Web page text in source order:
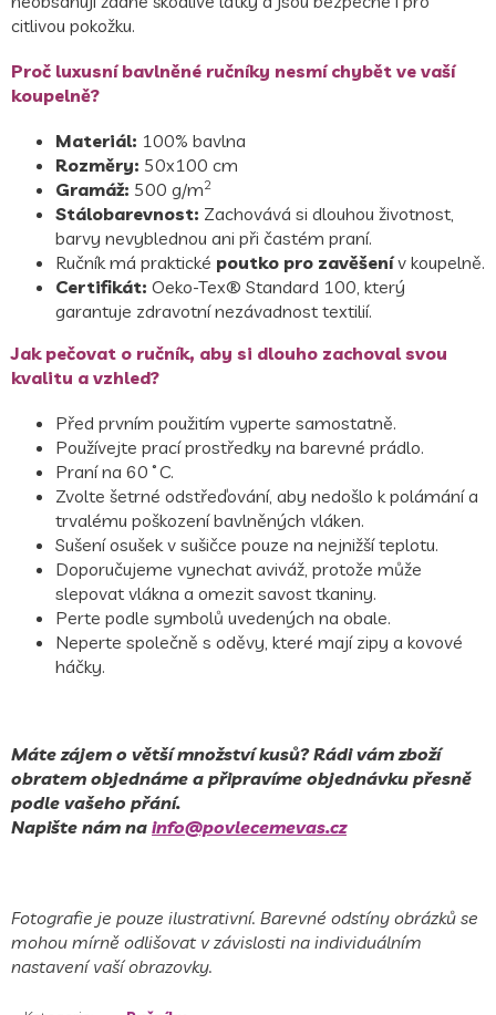
citlivou pokožku.
Proč luxusní bavlněné ručníky nesmí chybět ve vaší
koupelně?
Materiál: 100% bavlna
Rozměry: 50x100 cm
Gramáž: 500 g/m2
Stálobarevnost: Zachovává si dlouhou životnost,
barvy nevyblednou ani při častém praní.
Ručník má praktické poutko pro zavěšení v koupelně.
Certifikát: Oeko-Tex® Standard 100, který
garantuje zdravotní nezávadnost textilií.
Jak pečovat o ručník, aby si dlouho zachoval svou
kvalitu a vzhled?
Před prvním použitím vyperte samostatně.
Používejte prací prostředky na barevné prádlo.
Praní na 60 ˚C.
Zvolte šetrné odstřeďování, aby nedošlo k polámání a
trvalému poškození bavlněných vláken.
Sušení osušek v sušičce pouze na nejnižší teplotu.
Doporučujeme vynechat aviváž, protože může
slepovat vlákna a omezit savost tkaniny.
Perte podle symbolů uvedených na obale.
Neperte společně s oděvy, které mají zipy a kovové
háčky.
Máte zájem o větší množství kusů? Rádi vám zboží
obratem objednáme a připravíme objednávku přesně
podle vašeho přání.
Napište nám na info@povlecemevas.cz
Fotografie je pouze ilustrativní. Barevné odstíny obrázků se
mohou mírně odlišovat v závislosti na individuálním
nastavení vaší obrazovky.